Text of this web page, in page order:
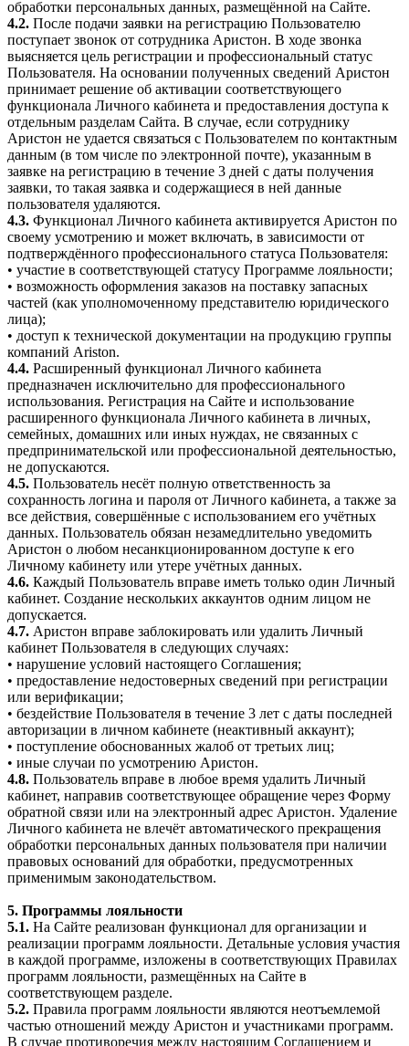
обработки персональных данных, размещённой на Сайте.
4.2. После подачи заявки на регистрацию Пользователю
поступает звонок от сотрудника Аристон. В ходе звонка
выясняется цель регистрации и профессиональный статус
Пользователя. На основании полученных сведений Аристон
принимает решение об активации соответствующего
функционала Личного кабинета и предоставления доступа к
отдельным разделам Сайта. В случае, если сотруднику
Аристон не удается связаться с Пользователем по контактным
данным (в том числе по электронной почте), указанным в
заявке на регистрацию в течение 3 дней с даты получения
заявки, то такая заявка и содержащиеся в ней данные
пользователя удаляются.
4.3. Функционал Личного кабинета активируется Аристон по
своему усмотрению и может включать, в зависимости от
подтверждённого профессионального статуса Пользователя:
• участие в соответствующей статусу Программе лояльности;
• возможность оформления заказов на поставку запасных
частей (как уполномоченному представителю юридического
лица);
• доступ к технической документации на продукцию группы
компаний Ariston.
4.4. Расширенный функционал Личного кабинета
предназначен исключительно для профессионального
использования. Регистрация на Сайте и использование
расширенного функционала Личного кабинета в личных,
семейных, домашних или иных нуждах, не связанных с
предпринимательской или профессиональной деятельностью,
не допускаются.
4.5. Пользователь несёт полную ответственность за
сохранность логина и пароля от Личного кабинета, а также за
все действия, совершённые с использованием его учётных
данных. Пользователь обязан незамедлительно уведомить
Аристон о любом несанкционированном доступе к его
Личному кабинету или утере учётных данных.
4.6. Каждый Пользователь вправе иметь только один Личный
кабинет. Создание нескольких аккаунтов одним лицом не
допускается.
4.7. Аристон вправе заблокировать или удалить Личный
кабинет Пользователя в следующих случаях:
• нарушение условий настоящего Соглашения;
• предоставление недостоверных сведений при регистрации
или верификации;
• бездействие Пользователя в течение 3 лет с даты последней
авторизации в личном кабинете (неактивный аккаунт);
• поступление обоснованных жалоб от третьих лиц;
• иные случаи по усмотрению Аристон.
4.8. Пользователь вправе в любое время удалить Личный
кабинет, направив соответствующее обращение через Форму
обратной связи или на электронный адрес Аристон. Удаление
Личного кабинета не влечёт автоматического прекращения
обработки персональных данных пользователя при наличии
правовых оснований для обработки, предусмотренных
применимым законодательством.
5. Программы лояльности
5.1. На Сайте реализован функционал для организации и
реализации программ лояльности. Детальные условия участия
в каждой программе, изложены в соответствующих Правилах
программ лояльности, размещённых на Сайте в
соответствующем разделе.
5.2. Правила программ лояльности являются неотъемлемой
частью отношений между Аристон и участниками программ.
В случае противоречия между настоящим Соглашением и